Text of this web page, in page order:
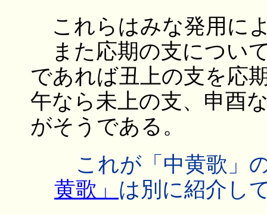
これらはみな発用に
また応期の支につい
であれば丑上の支を応
午なら未上の支、申酉
がそうである。
これが「中黄歌」
黄歌」 は別に紹介し